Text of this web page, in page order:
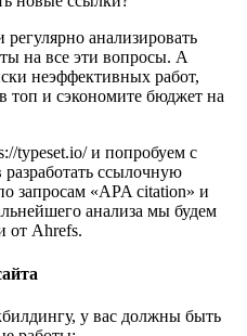
анализировать
на все эти вопросы. А
неэффективных работ,
топ и сэкономите бюджет на
typeset.io/ и попробуем с
ссылочную
запросам «APA citation» и
анализа мы будем
от Ahrefs.
у вас должны быть